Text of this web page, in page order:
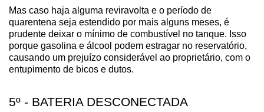
Mas caso haja alguma reviravolta e o período de
quarentena seja estendido por mais alguns meses, é
prudente deixar o mínimo de combustível no tanque. Isso
porque gasolina e álcool podem estragar no reservatório,
causando um prejuízo considerável ao proprietário, com o
entupimento de bicos e dutos.
5º - BATERIA DESCONECTADA